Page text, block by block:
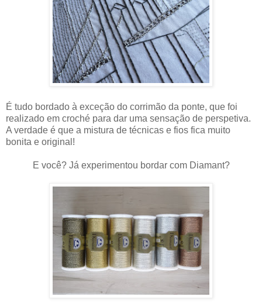
É tudo bordado à exceção do corrimão da ponte, que foi
realizado em croché para dar uma sensação de perspetiva.
A verdade é que a mistura de técnicas e fios fica muito
bonita e original!
E você? Já experimentou bordar com Diamant?